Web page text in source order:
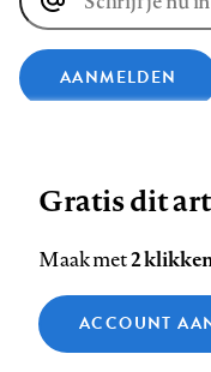
E-
mailadres
AANMELDEN
ons
op
Facebook
ons
ons
Footer
Contact Colofon
Zie onze cookie policy
Analytische cookies
Gratis dit
Maak met2
ACCOUNT